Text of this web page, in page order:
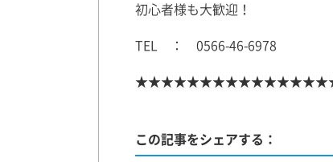
初心者様も大歓迎！
TEL ： 0566-46-6978
この記事をシェアする：